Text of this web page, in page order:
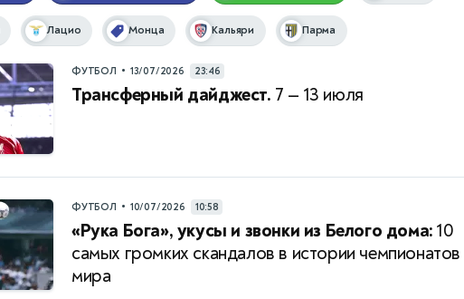
Лацио Монца Кальяри Парма
ФУТБОЛ • 13/07/2026 23:46
Трансферный дайджест. 7 — 13 июля
ФУТБОЛ • 10/07/2026 10:58
«Рука Бога», укусы и звонки из Белого дома: 10
самых громких скандалов в истории чемпионатов
мира